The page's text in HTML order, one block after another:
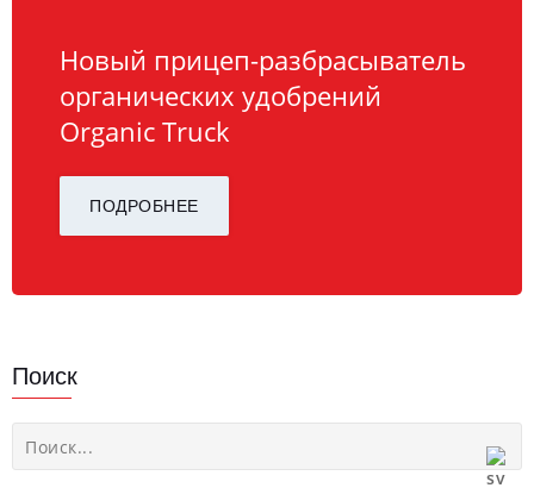
Новый прицеп-разбрасыватель
органических удобрений
Organic Truck
ПОДРОБНЕЕ
Поиск